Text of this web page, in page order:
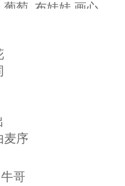
葡萄 布娃娃 画心
晓越 梦雨 转身
小雨 烟雨 清风
麦序
哥